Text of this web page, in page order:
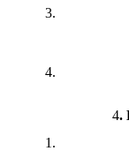
3.
4.
4.
1.